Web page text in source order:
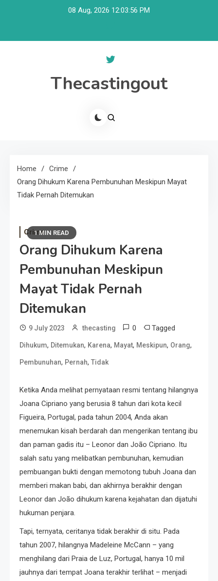
08 Aug, 2026 12:03:56 PM
Thecastingout
Home
Crime
Orang Dihukum Karena Pembunuhan Meskipun Mayat
Tidak Pernah Ditemukan
1 MIN READ
Crime
Orang Dihukum Karena
Pembunuhan Meskipun
Mayat Tidak Pernah
Ditemukan
9 July 2023 thecasting 0 Tagged
Dihukum, Ditemukan, Karena, Mayat, Meskipun, Orang,
Pembunuhan, Pernah, Tidak
Ketika Anda melihat pernyataan resmi tentang hilangnya
Joana Cipriano yang berusia 8 tahun dari kota kecil
Figueira, Portugal, pada tahun 2004, Anda akan
menemukan kisah berdarah dan mengerikan tentang ibu
dan paman gadis itu – Leonor dan João Cipriano. Itu
salah satu yang melibatkan pembunuhan, kemudian
pembuangan bukti dengan memotong tubuh Joana dan
memberi makan babi, dan akhirnya berakhir dengan
Leonor dan João dihukum karena kejahatan dan dijatuhi
hukuman penjara.
Tapi, ternyata, ceritanya tidak berakhir di situ. Pada
tahun 2007, hilangnya Madeleine McCann – yang
menghilang dari Praia de Luz, Portugal, hanya 10 mil
jauhnya dari tempat Joana terakhir terlihat – menjadi